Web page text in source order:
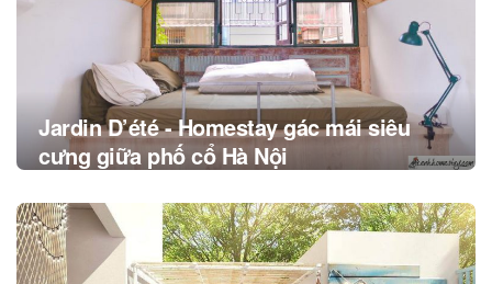
Jardin D’été - Homestay gác mái siêu
cưng giữa phố cổ Hà Nội